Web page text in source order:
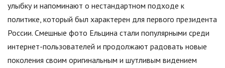
улыбку и напоминают о нестандартном подходе к
политике, который был характерен для первого президента
России. Смешные фото Ельцина стали популярными среди
интернет-пользователей и продолжают радовать новые
поколения своим оригинальным и шутливым видением